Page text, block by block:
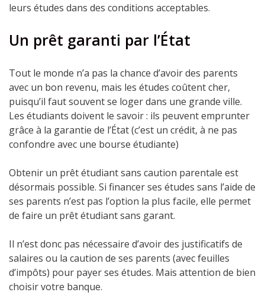
leurs études dans des conditions acceptables.
Un prêt garanti par l’État
Tout le monde n’a pas la chance d’avoir des parents
avec un bon revenu, mais les études coûtent cher,
puisqu’il faut souvent se loger dans une grande ville.
Les étudiants doivent le savoir : ils peuvent emprunter
grâce à la garantie de l’État (c’est un crédit, à ne pas
confondre avec une bourse étudiante)
Obtenir un prêt étudiant sans caution parentale est
désormais possible. Si financer ses études sans l’aide de
ses parents n’est pas l’option la plus facile, elle permet
de faire un prêt étudiant sans garant.
Il n’est donc pas nécessaire d’avoir des justificatifs de
salaires ou la caution de ses parents (avec feuilles
d’impôts) pour payer ses études. Mais attention de bien
choisir votre banque.